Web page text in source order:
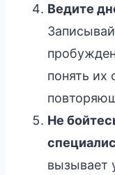
Ведите
понять их
Не
вызывает